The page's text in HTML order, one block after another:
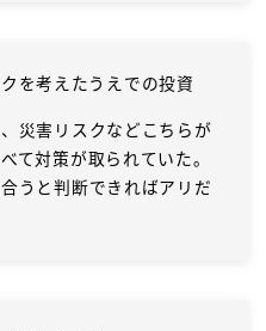
を考えたうえでの投資
災害リスクなどこちらが
て対策が取られていた。
うと判断できればアリだ